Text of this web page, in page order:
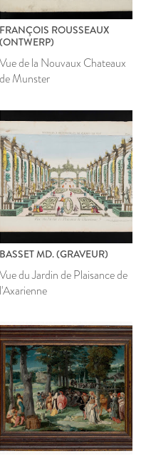
FRANÇOIS ROUSSEAUX
(ONTWERP)
Vue de la Nouvaux Chateaux
de Munster
BASSET MD. (GRAVEUR)
Vue du Jardin de Plaisance de
l'Axarienne